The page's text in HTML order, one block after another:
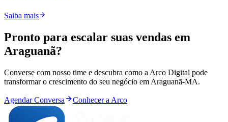
Saiba mais
Pronto para escalar suas vendas em
Araguanã?
Converse com nosso time e descubra como a Arco Digital pode
transformar o crescimento do seu negócio em Araguanã-MA.
Agendar Conversa Conhecer a Arco